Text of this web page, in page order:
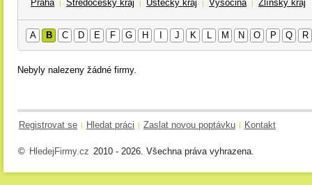
Praha
| Středočeský kraj | Ústecký kraj | Vysočina | Zlínský kraj
A B C D E F G H J K L M N O P Q R
Nebyly nalezeny žádné firmy.
Registrovat se | Hledat práci | Zaslat novou poptávku | Kontakt
© HledejFirmy.cz 2010 - 2026. Všechna práva vyhrazena.